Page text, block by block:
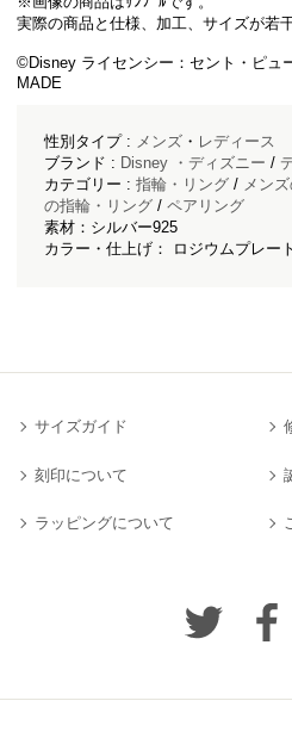
実際の商品と仕様、加工、サイズが若
©Disney ライセンシー：セント・ピ
MADE
性別タイプ : メンズ・ レディース
ブランド : Disney ・ディズニー /
カテゴリー : 指輪・リング/ メン
の指輪・リング/ ペアリング
素材：シルバー925
カラー・仕上げ： ロジウムプレート
サイズガイド
刻印について
ラッピングについて